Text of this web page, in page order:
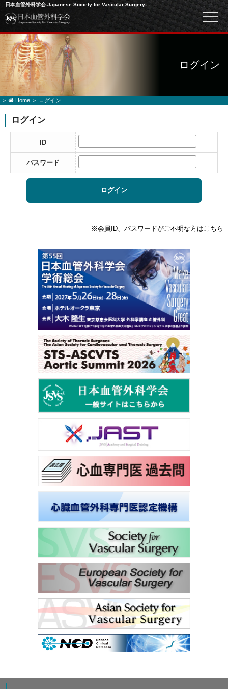
日本血管外科学会-Japanese Society for Vascular Surgery-
ログイン
Home ログイン
ログイン
ID
パスワード
ログイン
※会員ID、パスワードがご不明な方はこちら